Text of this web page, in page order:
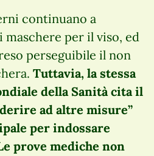
continuano a
maschere per il viso, ed
perseguibile il non
Tuttavia, la stessa
della Sanità cita il
ad altre misure”
per indossare
prove mediche non